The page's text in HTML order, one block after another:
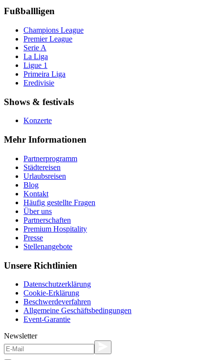
Fußballligen
Champions League
Premier League
Serie A
La Liga
Ligue 1
Primeira Liga
Eredivisie
Shows & festivals
Konzerte
Mehr Informationen
Partnerprogramm
Städtereisen
Urlaubsreisen
Blog
Kontakt
Häufig gestellte Fragen
Über uns
Partnerschaften
Premium Hospitality
Presse
Stellenangebote
Unsere Richtlinien
Datenschutzerklärung
Cookie-Erklärung
Beschwerdeverfahren
Allgemeine Geschäftsbedingungen
Event-Garantie
Newsletter